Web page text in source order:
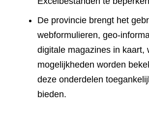
De provincie brengt het
webformulieren, geo-
digitale magazines in kaart,
mogelijkheden worden
deze onderdelen
bieden.